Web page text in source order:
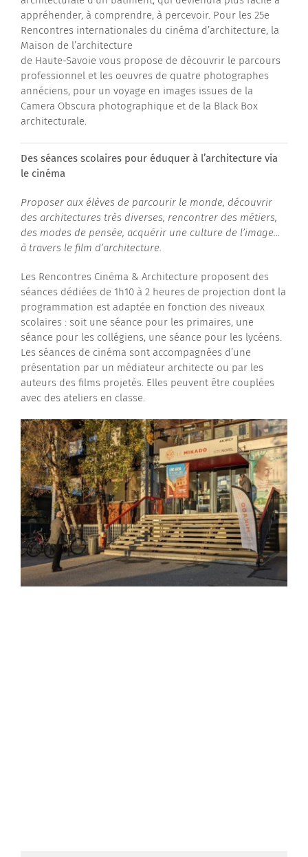
appréhender, à comprendre, à percevoir. Pour les 25e
Rencontres internationales du cinéma d’architecture, la
Maison de l’architecture
de Haute-Savoie vous propose de découvrir le parcours
professionnel et les oeuvres de quatre photographes
annéciens, pour un voyage en images issues de la
Camera Obscura photographique et de la Black Box
architecturale.
Des séances scolaires pour éduquer à l’architecture via
le cinéma
Proposer aux élèves de parcourir le monde, découvrir
des architectures très diverses, rencontrer des métiers,
des modes de pensée, acquérir une culture de l’image…
à travers le film d’architecture.
Les Rencontres Cinéma & Architecture proposent des
séances dédiées de 1h10 à 2 heures de projection dont la
programmation est adaptée en fonction des niveaux
scolaires : soit une séance pour les primaires, une
séance pour les collégiens, une séance pour les lycéens.
Les séances de cinéma sont accompagnées d’une
présentation par un médiateur architecte ou par les
auteurs des films projetés. Elles peuvent être couplées
avec des ateliers en classe.